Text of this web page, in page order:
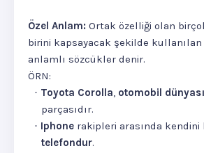
Özel Anlam: Ortak özelliği olan
birini kapsayacak şekilde
anlamlı sözcükler denir.
ÖRN:
· Toyota Corolla, otomobil
parçasıdır.
· Iphone rakipleri arasında kendini
telefondur.